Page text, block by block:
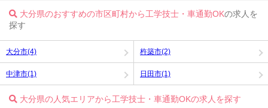
大分県のおすすめの市区町村から工学技士・車通勤OKの求人を
探す
大分市(4) 杵築市(2)
中津市(1) 日田市(1)
大分県の人気エリアから工学技士・車通勤OKの求人を探す